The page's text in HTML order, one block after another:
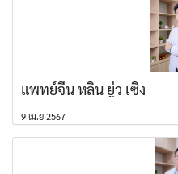
แพทย์จีน หลิน ยู่ว เซิง
9 เม.ย 2567